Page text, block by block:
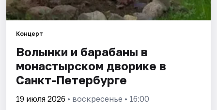
Концерт
Волынки и барабаны в
монастырском дворике в
Санкт-Петербурге
19 июля 2026 • воскресенье • 16:00